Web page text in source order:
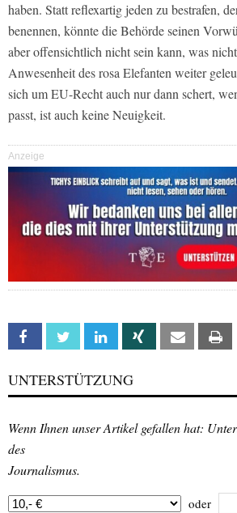
haben. Statt reflexartig jeden zu bestrafen,
benennen, könnte die Behörde seinen
aber offensichtlich nicht sein kann, was
Anwesenheit des rosa Elefanten weiter
sich um EU-Recht auch nur dann schert,
passt, ist auch keine Neuigkeit.
Anzeige
Facebook Twitter Linkedin Xing Email
UNTERSTÜTZUNG
Wenn Ihnen unser Artikel gefallen hat:
des
Journalismus.
oder